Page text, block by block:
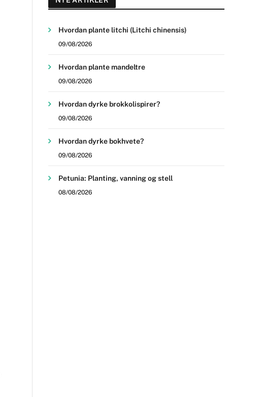
Hvordan plante litchi (Litchi chinensis)
09/08/2026
Hvordan plante mandeltre
09/08/2026
Hvordan dyrke brokkolispirer?
09/08/2026
Hvordan dyrke bokhvete?
09/08/2026
Petunia: Planting, vanning og stell
08/08/2026